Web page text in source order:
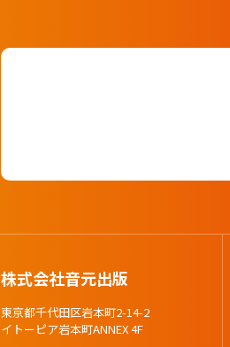
株式会社音元出版
東京都千代田区岩本町2-14-2
イトーピア岩本町ANNEX 4F